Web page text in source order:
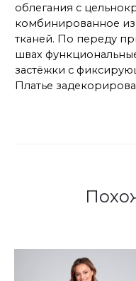
облегания с
комбинированное из
тканей. По переду
швах
застёжки с
Платье